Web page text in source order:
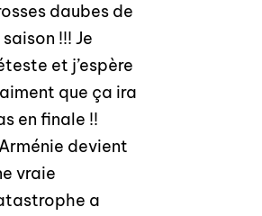
daubes de
!!! Je
et j’espère
que ça ira
en finale !!
devient
vraie
a